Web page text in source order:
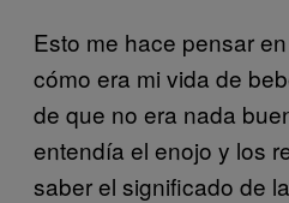
Esto me hace pensar
cómo era mi vida de
de que no era nada
entendía el enojo y los
saber el significado de